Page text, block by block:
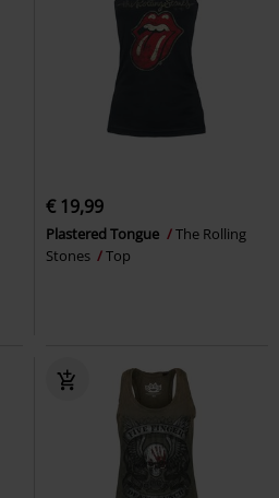
€ 19,99
Plastered Tongue
The Rolling
Stones
Top